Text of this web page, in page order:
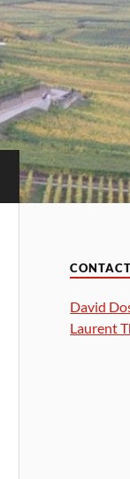
David
Laurent